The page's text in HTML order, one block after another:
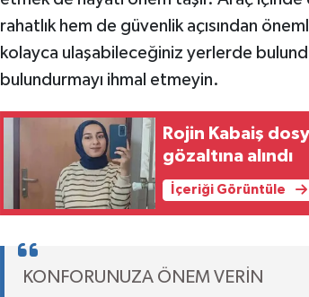
rahatlık hem de güvenlik açısından
kolayca ulaşabileceğiniz yerlerde
bulundurmayı ihmal etmeyin.
Rojin Kabaiş
gözaltına alındı
İçeriği Görüntüle
KONFORUNUZA ÖNEM VERİN